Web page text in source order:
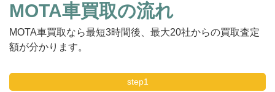
MOTA車買取の流れ
MOTA車買取なら最短3時間後、最大20社からの買取査定
額が分かります。
step1